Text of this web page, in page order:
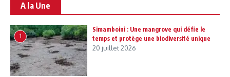
A la Une
1
Simamboini : Une mangrove qui défie le
temps et protège une biodiversité unique
20 juillet 2026